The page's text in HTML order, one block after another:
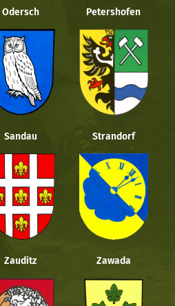
Odersch Petershofen
Sandau Strandorf
Zauditz Zawada